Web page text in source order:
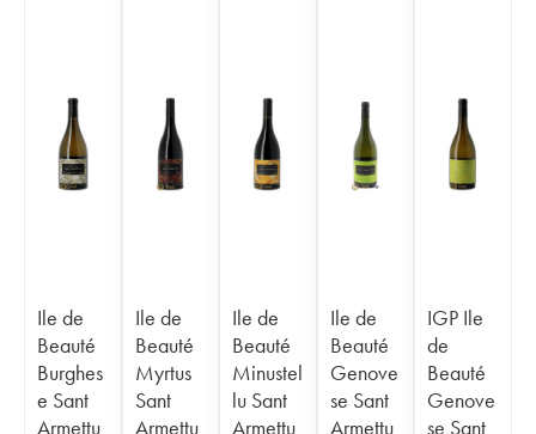
Ile de
Beauté
Burghes
e Sant
Armettu
Ile de
Beauté
Myrtus
Sant
Armettu
Ile de
Beauté
Minustel
lu Sant
Armettu
Ile de
Beauté
Genove
se Sant
Armettu
IGP Ile
de
Beauté
Genove
se Sant